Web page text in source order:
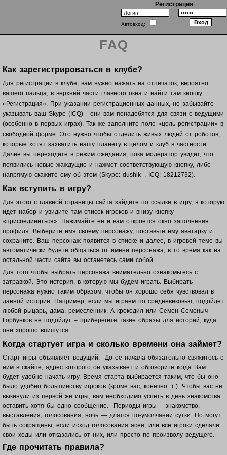
Регистрация
Автовход:
FAQ
Как зарегистрироваться в клубе?
Для регистрации в клубе, вам нужно нажать на отпечаток, вероятно
вашего пальца, в верхней части главного окна и найти там кнопку
«Регистрация». При указании регистрационных данных, не забывайте
указывать ваш Skype (ICQ) - они вам понадобятся для связи с ведущими
(особенно в первых играх). Так же заполните поле «цель регистрации» в
свободной форме. Это нужно чтобы отделить живых людей от роботов,
которые хотят захватить нашу планету в целом и клуб в частности.
Далее вы переходите в режим ожидания, пока модератор увидит, что
появились новые жаждущие и нажмет соответствующую кнопку, либо
напрямую скажите ему об этом (Skype: dushik_, ICQ: 18212732).
Как вступить в игру?
Для этого с главной страницы сайта зайдите по ссылке в игру, в которую
идет набор и увидите там список игроков и внизу кнопку
«присоединиться». Нажимайте ее и вам откроется окно заполнения
профиля. Выберите имя своему персонажу, поставьте ему аватарку и
сохраните. Ваш персонаж появится в списке и далее, в игровой теме вы
автоматически будете общаться от имени персонажа, в то время как на
остальной части сайта вы останетесь сами собой.
Для того чтобы выбрать персонажа внимательно ознакомьтесь с
затравкой. Это история, в которую мы будем играть. Выбирать
персонажа нужно таким образом, чтобы он хорошо себя чувствовал в
данной истории. Например, если мы играем по средневековью, подойдет
любой рыцарь, дама, ремесленник. А крокодил или Семен Семеныч
Горбунков не подойдут – приберегите такие образы для историй, куда
они хорошо впишутся.
Когда стартует игра и сколько времени она займет?
Старт игры объявляет ведущий. До ее начала обязательно свяжитесь с
ним в скайпе, адрес которого он указывает и обговорите когда Вам
будет удобно начать игру. Время старта выбирается таким, что бы оно
было удобно большинству игроков (кроме вас, конечно :) ). Чтобы вас не
выкинули из первой же игры, вам необходимо успеть в день знакомства
оставить хотя бы одно сообщение. Периоды игры – знакомство,
выставления, голосования, ночь — длятся по-умолчании сутки. Но могут
быть сокращены, если исход голосования ясен, или все игроки сделали
свои ходы или отказались от них, или просто по произволу ведущего.
Где прочитать правила?